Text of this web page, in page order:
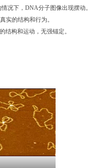
况下，DNA分子图像出现摆动。
实的结构和行为。
结构和运动，无强锚定。